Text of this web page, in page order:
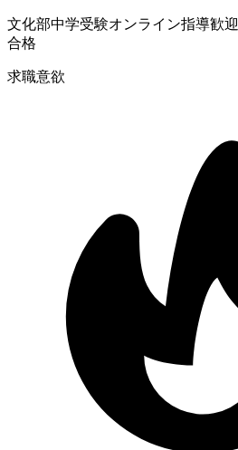
文化部中学受験オンライン指導歓迎
合格
求職意欲